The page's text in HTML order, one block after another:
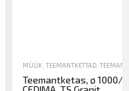
MÜÜK TEEMANTKETTAD,
Teemantketas, ø 1000/